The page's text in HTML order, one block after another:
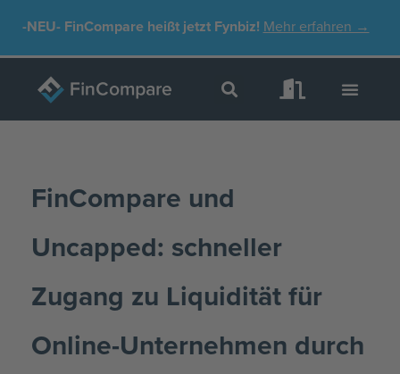
-NEU-FinCompare heißt jetzt Fynbiz! Mehr erfahren →
FinCompare und
Uncapped: schneller
Zugang zu Liquidität für
Online-Unternehmen durch